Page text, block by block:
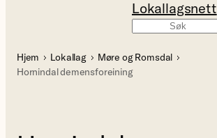
Lokallagsnett
Hjem Lokallag
Møre og Romsdal
Hornindal demensforeining